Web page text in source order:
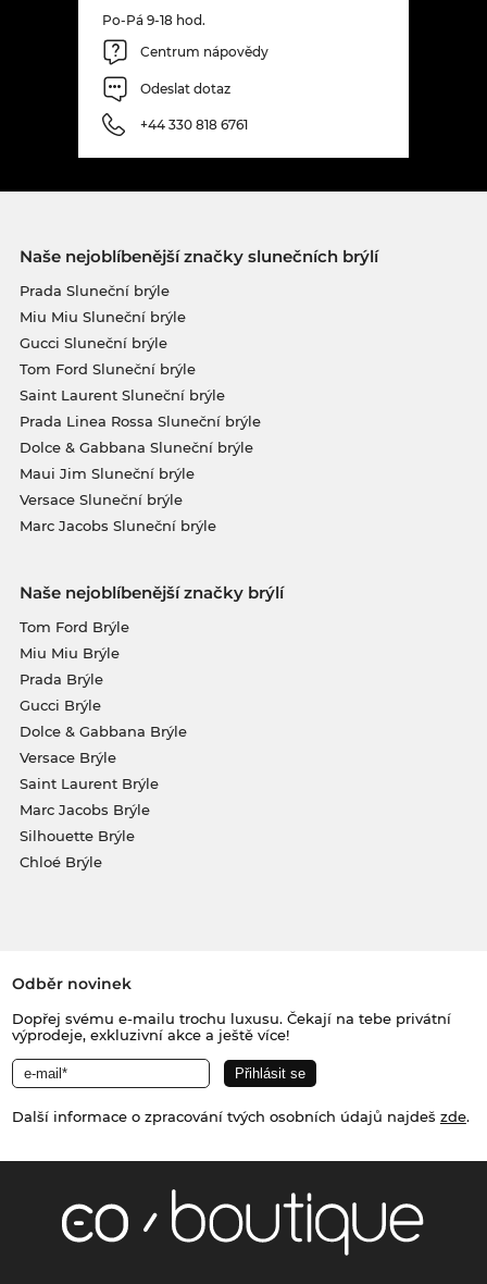
Po-Pá 9-18 hod.
Centrum nápovědy
Odeslat dotaz
+44 330 818 6761
Naše nejoblíbenější značky slunečních brýlí
Prada Sluneční brýle
Miu Miu Sluneční brýle
Gucci Sluneční brýle
Tom Ford Sluneční brýle
Saint Laurent Sluneční brýle
Prada Linea Rossa Sluneční brýle
Dolce & Gabbana Sluneční brýle
Maui Jim Sluneční brýle
Versace Sluneční brýle
Marc Jacobs Sluneční brýle
Naše nejoblíbenější značky brýlí
Tom Ford Brýle
Miu Miu Brýle
Prada Brýle
Gucci Brýle
Dolce & Gabbana Brýle
Versace Brýle
Saint Laurent Brýle
Marc Jacobs Brýle
Silhouette Brýle
Chloé Brýle
Odběr novinek
Dopřej svému e-mailu trochu luxusu. Čekají na tebe privátní
výprodeje, exkluzivní akce a ještě více!
Další informace o zpracování tvých osobních údajů najdeš zde.